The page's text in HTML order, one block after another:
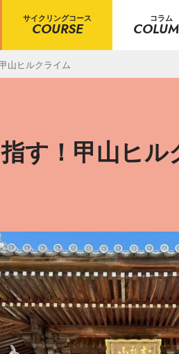
サイクリングコース
COURSE
コラム
山ヒルクライム
す！甲山ヒル